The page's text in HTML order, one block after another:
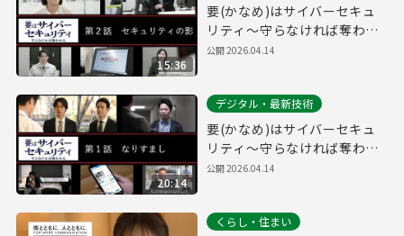
15:36
要(かなめ)はサイバーセキュ
リティ～守らなければ奪われ
る～第２話「セキュリティの
公開2026.04.14
20:14
デジタル・最新技術
要(かなめ)はサイバーセキュ
リティ～守らなければ奪われ
る～第１話「なりすまし」(一
公開2026.04.14
くらし・住まい